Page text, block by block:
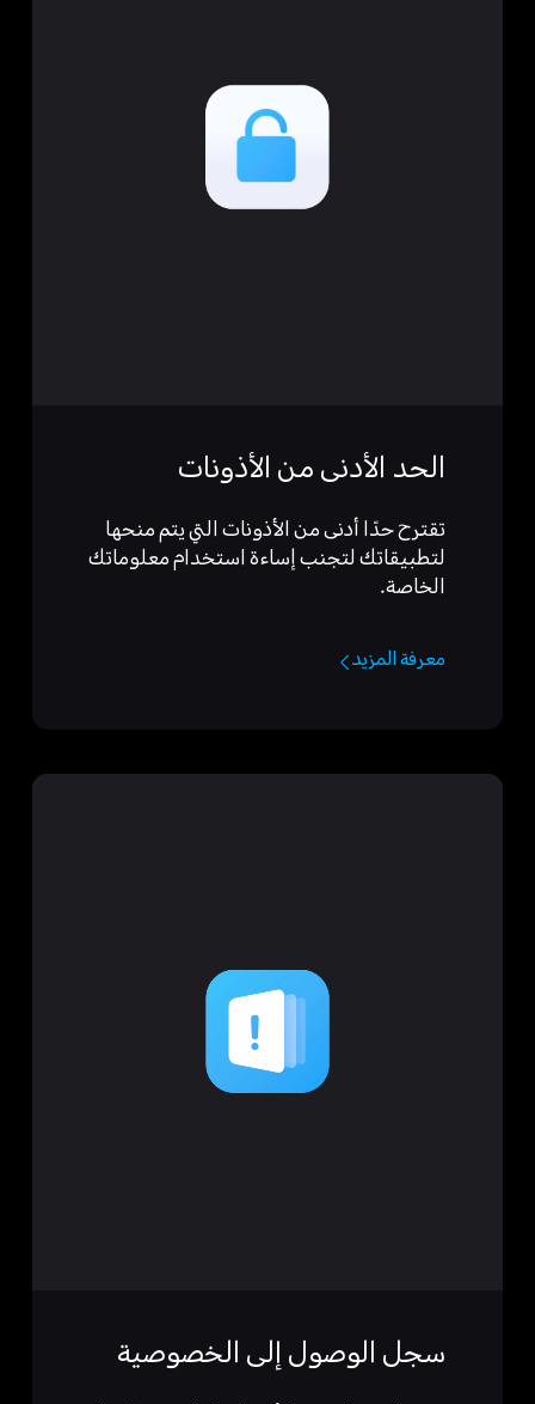
الحد الأدنى من الأذونات
تقترح حدًا أدنى من الأذونات التي يتم منحها
لتطبيقاتك لتجنب إساءة استخدام معلوماتك
الخاصة.
معرفة المزيد
سجل الوصول إلى الخصوصية